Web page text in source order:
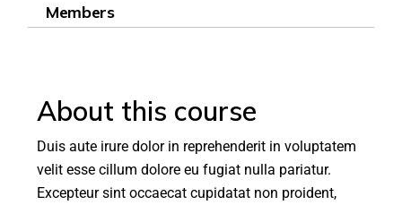
Members
About this course
Duis aute irure dolor in reprehenderit in voluptatem
velit esse cillum dolore eu fugiat nulla pariatur.
Excepteur sint occaecat cupidatat non proident,